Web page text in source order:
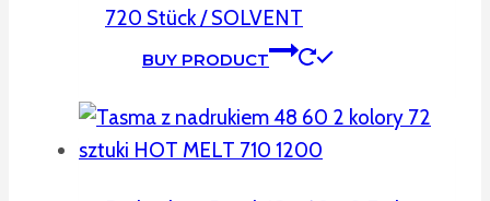
720 Stück / SOLVENT
BUY PRODUCT